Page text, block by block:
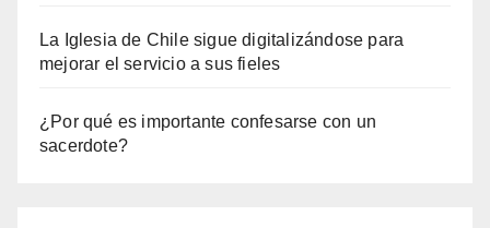
La Iglesia de Chile sigue digitalizándose para
mejorar el servicio a sus fieles
¿Por qué es importante confesarse con un
sacerdote?